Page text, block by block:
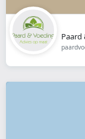
Paard